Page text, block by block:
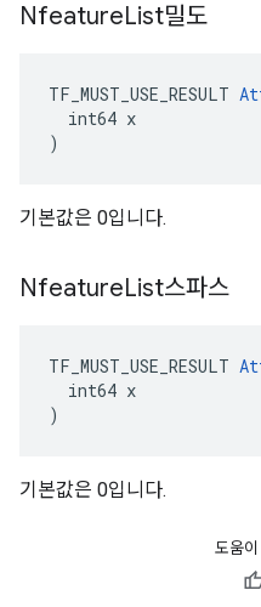
NfeatureList밀도
TF_MUST_USE_RESULT
  int64 x
)
기본값은 0입니다.
NfeatureList스파스
TF_MUST_USE_RESULT
  int64 x
)
기본값은 0입니다.
도움